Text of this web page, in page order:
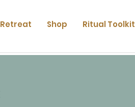
Retreat Shop Ritual Toolkit